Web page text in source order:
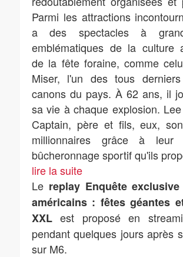
Parmi les attractions
a des spectacles à
emblématiques de la culture
de la fête foraine, comme
Miser, l'un des tous derniers
canons du pays. À 62 ans, il
sa vie à chaque explosion.
Captain, père et fils, eux,
millionnaires grâce à leur
bûcheronnage sportif qu'ils
lire la suite
Le replay Enquête
américains : fêtes géantes
XXL est proposé en
pendant quelques jours après
sur M6.